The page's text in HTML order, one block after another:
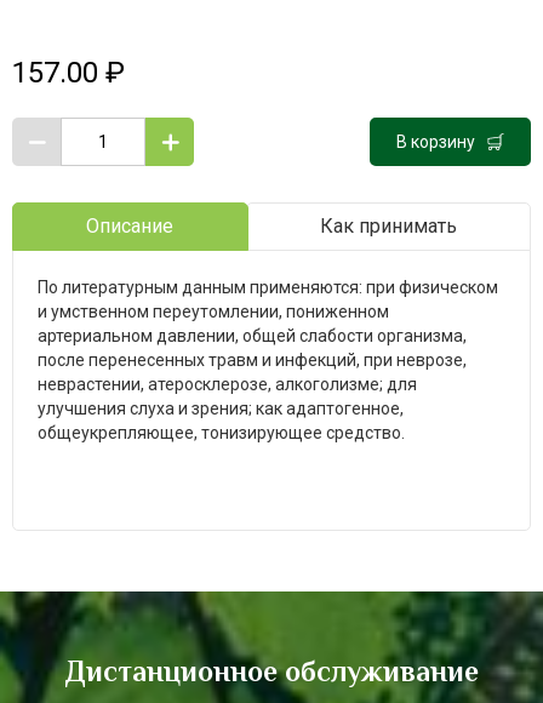
157.00 ₽
В корзину
Описание Как принимать
По литературным данным применяются: при физическом
и умственном переутомлении, пониженном
артериальном давлении, общей слабости организма,
после перенесенных травм и инфекций, при неврозе,
неврастении, атеросклерозе, алкоголизме; для
улучшения слуха и зрения; как адаптогенное,
общеукрепляющее, тонизирующее средство.
Дистанционное обслуживание